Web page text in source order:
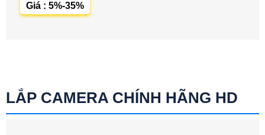
Giá : 5%-35%
LẮP CAMERA CHÍNH HÃNG HD